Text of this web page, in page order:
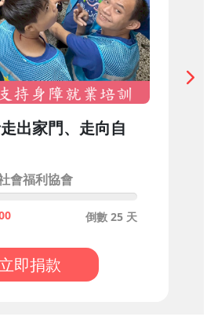
出家門、走向自
會福利協會
倒數 25 天
立即捐款